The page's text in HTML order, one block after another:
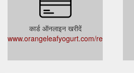
कार्ड ऑनलाइन खरीदें
www.orangeleafyogurt.com/rewards